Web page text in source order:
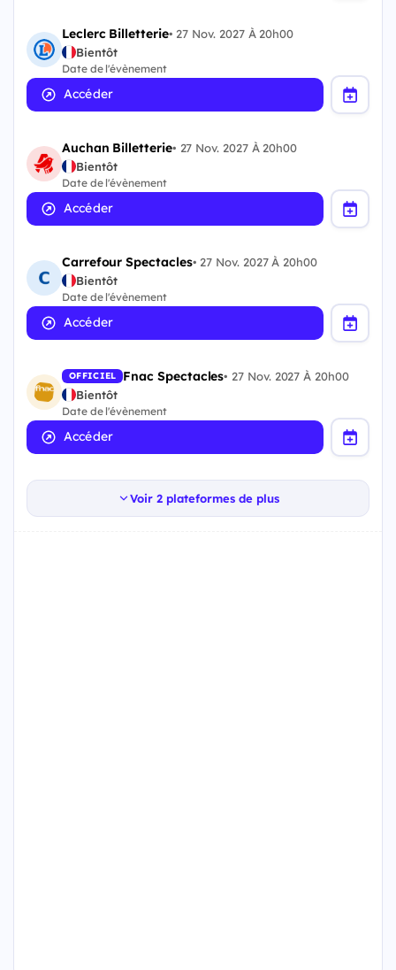
Leclerc Billetterie• 27 Nov. 2027 À 20h00
Bientôt
Date de l'évènement
Accéder
Auchan Billetterie• 27 Nov. 2027 À 20h00
Bientôt
Date de l'évènement
Accéder
Carrefour Spectacles• 27 Nov. 2027 À 20h00
Bientôt
Date de l'évènement
Accéder
OFFICIEL Fnac Spectacles• 27 Nov. 2027 À 20h00
Bientôt
Date de l'évènement
Accéder
Voir 2 plateformes de plus